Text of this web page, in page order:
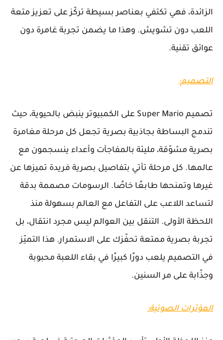
الزائدة، فهي تكتفي بعناصر بسيطة تركّز على تعزيز متعة
اللعب دون تشويش. وهذا ما يضمن تجربة غامرة دون
عوائق تقنية.
التصميم:
تصميم Super Mario على الكمبيوتر ينبض بالحيوية، حيث
تندمج البساطة بجاذبية بصرية تجعل كل مرحلة مغامرة
بصرية مشوّقة، مليئة بالمفاجآت وأعداء ينسجمون مع
عالمها. كل مرحلة تأتي بتفاصيل بصرية فريدة تميزها عن
غيرها وتمنحها طابعًا خاصًا. الرسومات مصممة بدقة
لتساعد اللاعب على التفاعل مع العالم بسهولة منذ
اللحظة الأولى. التنقل بين العوالم ليس مجرد انتقال، بل
تجربة بصرية ممتعة تحفّزك على الاستمرار. هذا التميّز
في التصميم يلعب دورًا كبيرًا في بقاء اللعبة محبوبة
وجذّابة على مر السنين.
المؤثرات الصوتية: